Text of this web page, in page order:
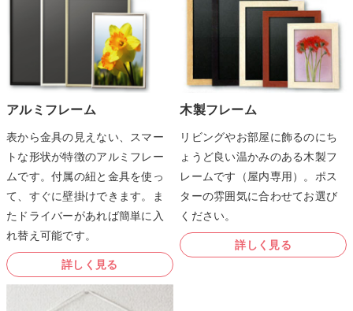
アルミフレーム
表から金具の見えない、スマー
トな形状が特徴のアルミフレー
ムです。付属の紐と金具を使っ
て、すぐに壁掛けできます。ま
たドライバーがあれば簡単に入
れ替え可能です。
詳しく見る
木製フレーム
リビングやお部屋に飾るのにち
ょうど良い温かみのある木製フ
レームです（屋内専用）。ポス
ターの雰囲気に合わせてお選び
ください。
詳しく見る